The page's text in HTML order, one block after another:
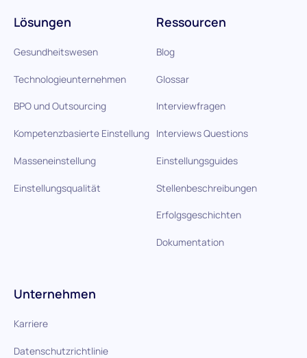
Lösungen
Gesundheitswesen
Technologieunternehmen
BPO und Outsourcing
Kompetenzbasierte Einstellung
Masseneinstellung
Einstellungsqualität
Ressourcen
Blog
Glossar
Interviewfragen
Interviews Questions
Einstellungsguides
Stellenbeschreibungen
Erfolgsgeschichten
Dokumentation
Unternehmen
Karriere
Datenschutzrichtlinie